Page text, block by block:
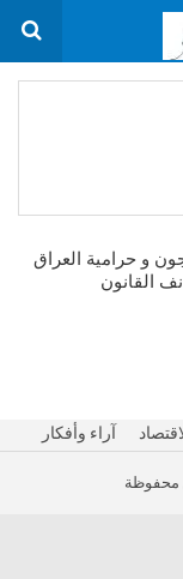
و حرامية العراق
القانون
آراء وأفكار